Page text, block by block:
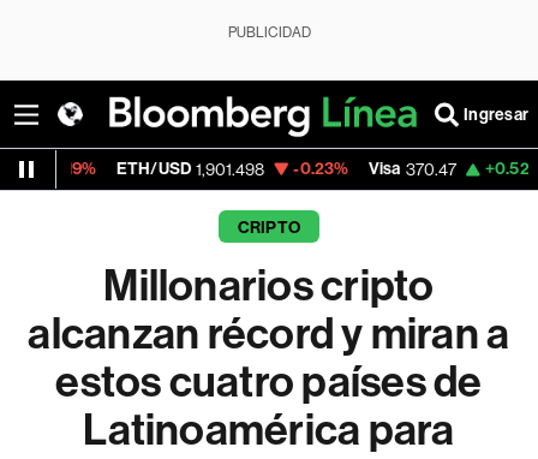
PUBLICIDAD
Ingresar
1,901.498 -0.23% Visa 370.47 +0.52% MercadoLibre
CRIPTO
Millonarios cripto
alcanzan récord y miran a
estos cuatro países de
Latinoamérica para